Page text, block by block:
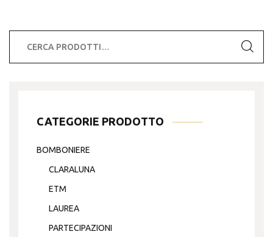
CATEGORIE PRODOTTO
BOMBONIERE
CLARALUNA
ETM
LAUREA
PARTECIPAZIONI